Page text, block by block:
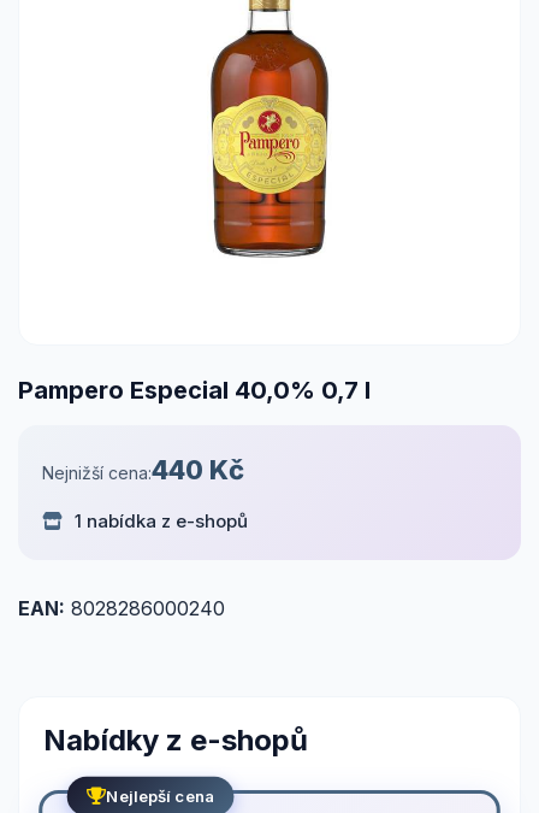
Pampero Especial 40,0% 0,7 l
Nejnižší cena:440 Kč
1 nabídka z e-shopů
EAN: 8028286000240
Nabídky z e-shopů
Nejlepší cena